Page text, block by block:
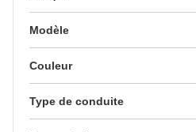
Modèle
Couleur
Type de conduite